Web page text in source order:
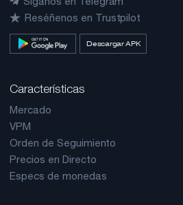
Reséñenos en Trustpilot
Descargar APK
Características
Mercado
VPM
Orden de Seguimiento
Precios en Directo
Especs de monedas